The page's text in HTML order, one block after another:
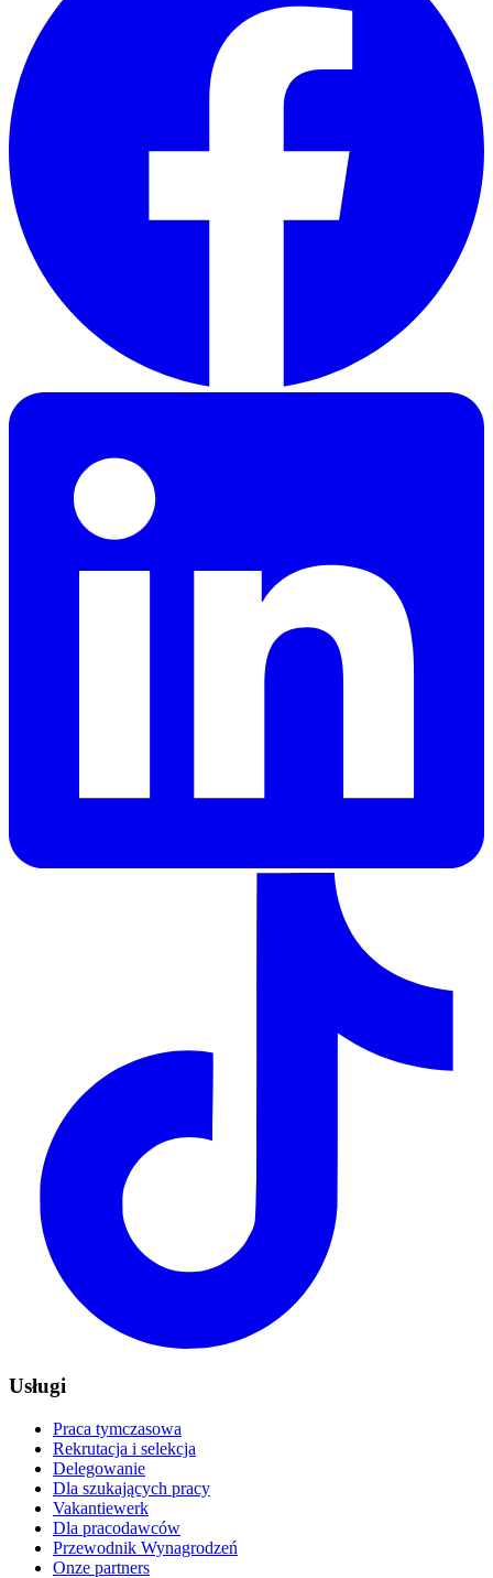
Usługi
Praca tymczasowa
Rekrutacja i selekcja
Delegowanie
Dla szukających pracy
Vakantiewerk
Dla pracodawców
Przewodnik Wynagrodzeń
Onze partners